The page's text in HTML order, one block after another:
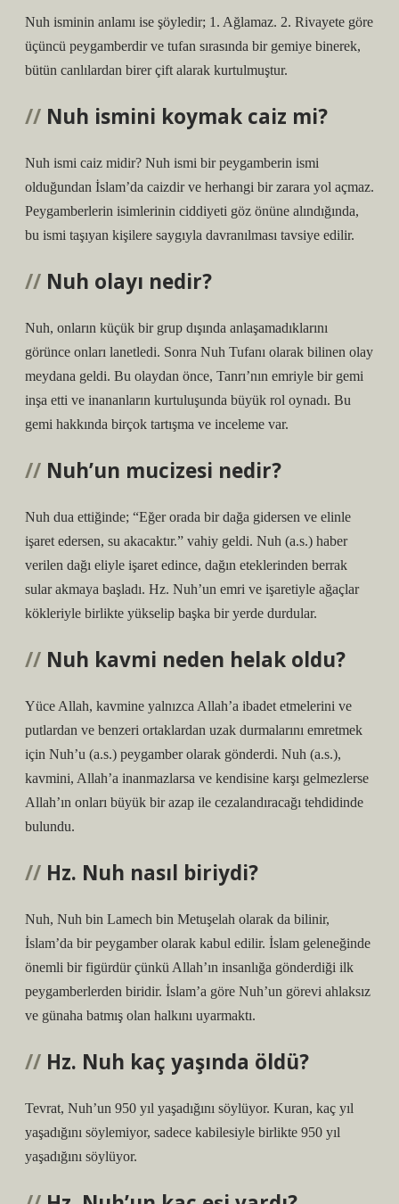
Nuh isminin anlamı ise şöyledir; 1. Ağlamaz. 2. Rivayete göre
üçüncü peygamberdir ve tufan sırasında bir gemiye binerek,
bütün canlılardan birer çift alarak kurtulmuştur.
Nuh ismini koymak caiz mi?
Nuh ismi caiz midir? Nuh ismi bir peygamberin ismi
olduğundan İslam’da caizdir ve herhangi bir zarara yol açmaz.
Peygamberlerin isimlerinin ciddiyeti göz önüne alındığında,
bu ismi taşıyan kişilere saygıyla davranılması tavsiye edilir.
Nuh olayı nedir?
Nuh, onların küçük bir grup dışında anlaşamadıklarını
görünce onları lanetledi. Sonra Nuh Tufanı olarak bilinen olay
meydana geldi. Bu olaydan önce, Tanrı’nın emriyle bir gemi
inşa etti ve inananların kurtuluşunda büyük rol oynadı. Bu
gemi hakkında birçok tartışma ve inceleme var.
Nuh’un mucizesi nedir?
Nuh dua ettiğinde; “Eğer orada bir dağa gidersen ve elinle
işaret edersen, su akacaktır.” vahiy geldi. Nuh (a.s.) haber
verilen dağı eliyle işaret edince, dağın eteklerinden berrak
sular akmaya başladı. Hz. Nuh’un emri ve işaretiyle ağaçlar
kökleriyle birlikte yükselip başka bir yerde durdular.
Nuh kavmi neden helak oldu?
Yüce Allah, kavmine yalnızca Allah’a ibadet etmelerini ve
putlardan ve benzeri ortaklardan uzak durmalarını emretmek
için Nuh’u (a.s.) peygamber olarak gönderdi. Nuh (a.s.),
kavmini, Allah’a inanmazlarsa ve kendisine karşı gelmezlerse
Allah’ın onları büyük bir azap ile cezalandıracağı tehdidinde
bulundu.
Hz. Nuh nasıl biriydi?
Nuh, Nuh bin Lamech bin Metuşelah olarak da bilinir,
İslam’da bir peygamber olarak kabul edilir. İslam geleneğinde
önemli bir figürdür çünkü Allah’ın insanlığa gönderdiği ilk
peygamberlerden biridir. İslam’a göre Nuh’un görevi ahlaksız
ve günaha batmış olan halkını uyarmaktı.
Hz. Nuh kaç yaşında öldü?
Tevrat, Nuh’un 950 yıl yaşadığını söylüyor. Kuran, kaç yıl
yaşadığını söylemiyor, sadece kabilesiyle birlikte 950 yıl
yaşadığını söylüyor.